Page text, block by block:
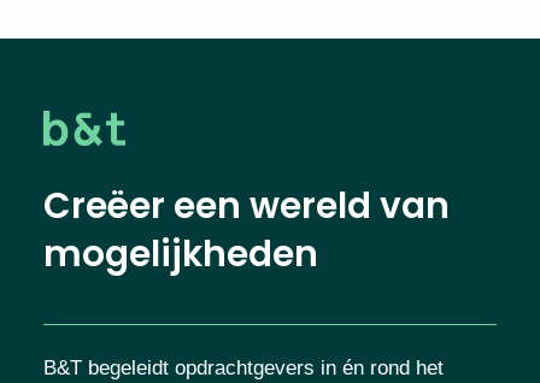
Creëer een wereld van
mogelijkheden
B&T begeleidt opdrachtgevers in én rond het